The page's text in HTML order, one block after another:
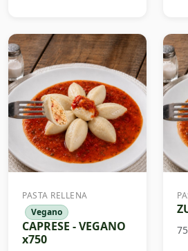
PASTA RELLENA
Vegano
CAPRESE - VEGANO
x750